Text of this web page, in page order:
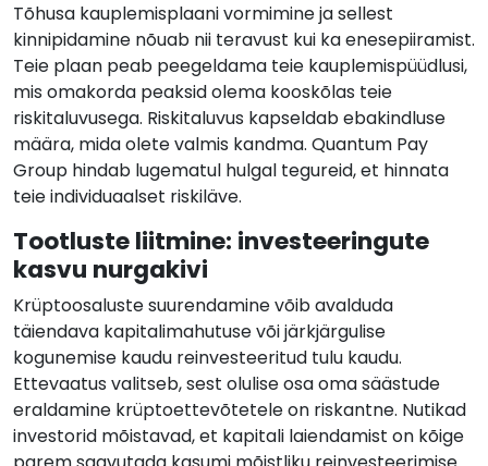
Tõhusa kauplemisplaani vormimine ja sellest
kinnipidamine nõuab nii teravust kui ka enesepiiramist.
Teie plaan peab peegeldama teie kauplemispüüdlusi,
mis omakorda peaksid olema kooskõlas teie
riskitaluvusega. Riskitaluvus kapseldab ebakindluse
määra, mida olete valmis kandma. Quantum Pay
Group hindab lugematul hulgal tegureid, et hinnata
teie individuaalset riskiläve.
Tootluste liitmine: investeeringute
kasvu nurgakivi
Krüptoosaluste suurendamine võib avalduda
täiendava kapitalimahutuse või järkjärgulise
kogunemise kaudu reinvesteeritud tulu kaudu.
Ettevaatus valitseb, sest olulise osa oma säästude
eraldamine krüptoettevõtetele on riskantne. Nutikad
investorid mõistavad, et kapitali laiendamist on kõige